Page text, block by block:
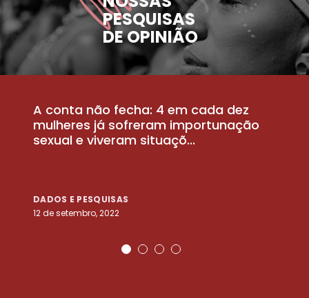
PESQUISAS
DE OPINIÃO
A conta não fecha: 4 em cada dez
mulheres já sofreram importunação
sexual e viveram situaçõ...
DADOS E PESQUISAS
12 de setembro, 2022